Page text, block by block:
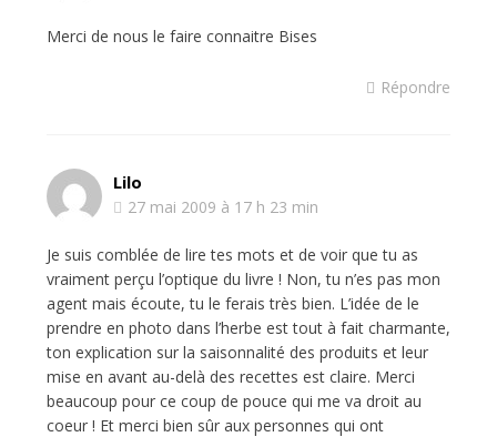
Merci de nous le faire connaitre Bises
Répondre
Lilo
27 mai 2009 à 17 h 23 min
Je suis comblée de lire tes mots et de voir que tu as
vraiment perçu l’optique du livre ! Non, tu n’es pas mon
agent mais écoute, tu le ferais très bien. L’idée de le
prendre en photo dans l’herbe est tout à fait charmante,
ton explication sur la saisonnalité des produits et leur
mise en avant au-delà des recettes est claire. Merci
beaucoup pour ce coup de pouce qui me va droit au
coeur ! Et merci bien sûr aux personnes qui ont